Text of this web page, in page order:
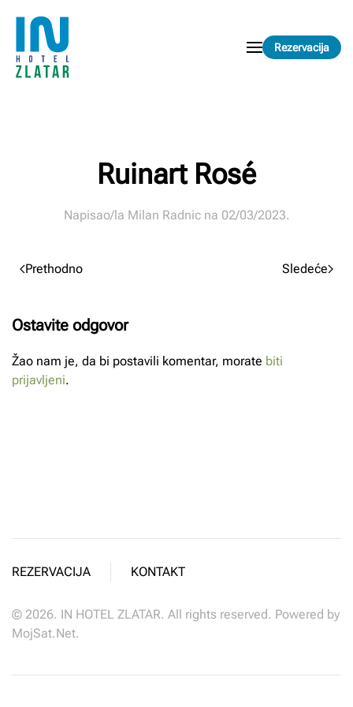
Skip to main content Rezervacija
Ruinart Rosé
Napisao/la Milan Radnicna 02/03/2023.
Prethodno Sledeće
Ostavite odgovor
Žao nam je, da bi postavili komentar, morate biti
prijavljeni.
REZERVACIJA KONTAKT
© 2026. IN HOTEL ZLATAR. All rights reserved. Powered by
MojSat.Net.